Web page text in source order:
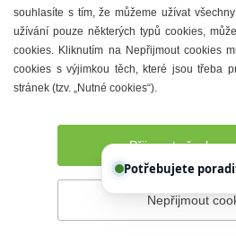
Restaurace
Městské muzeum
Denní
Prohlášení o přístupnosti
souhlasíte s tím, že můžeme užívat
užívání pouze některých typů cookies,
cookies. Kliknutím na Nepřijmout cookies
cookies s výjimkou těch, které jsou třeba
stránek (tzv. „Nutné cookies“).
Přijmout všechny
Nepřijmout
Potřebujete poradit?